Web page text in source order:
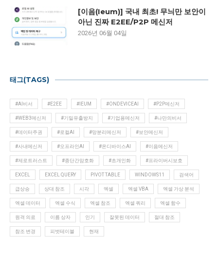
[이음(Ieum)] 국내 최초! 무늬만 보안이
아닌 진짜 E2EE/P2P 메신저
2026년 06월 04일
태그(TAGS)
#AI비서 #E2EE #IEUM #ONDEVICEAI #P2P메신저
#WEB3메신저 #기밀유출방지 #기업용메신저 #나만의비서
#데이터주권 #로컬AI #망분리메신저 #보안메신저
#사내메신저 #오프라인AI #온디바이스AI #이음메신저
#제로트러스트 #종단간암호화 #초개인화 #프라이버시보호
EXCEL EXCEL QUERY PIVOT TABLE WINDOWS11 검색어
급상승 상대 참조 시각 엑셀 엑셀 VBA 엑셀 가상 분석
엑셀 데이터 엑셀 수식 엑셀 참조 엑셀 쿼리 엑셀 함수
원격 의료 이름 상자 인기 잘못된 데이터 절대 참조
참조 변경 피벗테이블 현재